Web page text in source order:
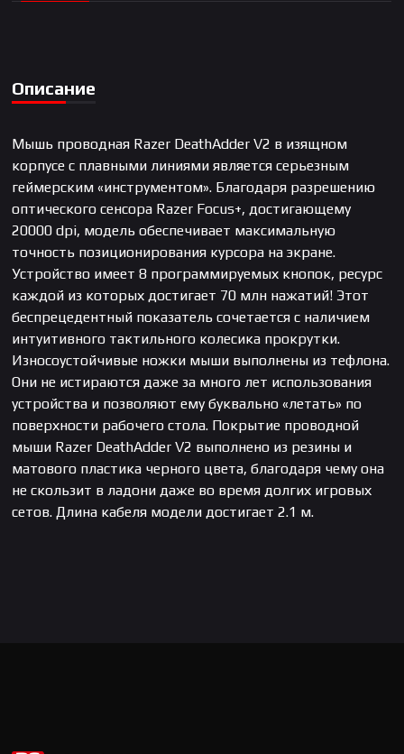
Описание
Мышь проводная Razer DeathAdder V2 в изящном
корпусе с плавными линиями является серьезным
геймерским «инструментом». Благодаря разрешению
оптического сенсора Razer Focus+, достигающему
20000 dpi, модель обеспечивает максимальную
точность позиционирования курсора на экране.
Устройство имеет 8 программируемых кнопок, ресурс
каждой из которых достигает 70 млн нажатий! Этот
беспрецедентный показатель сочетается с наличием
интуитивного тактильного колесика прокрутки.
Износоустойчивые ножки мыши выполнены из тефлона.
Они не истираются даже за много лет использования
устройства и позволяют ему буквально «летать» по
поверхности рабочего стола. Покрытие проводной
мыши Razer DeathAdder V2 выполнено из резины и
матового пластика черного цвета, благодаря чему она
не скользит в ладони даже во время долгих игровых
сетов. Длина кабеля модели достигает 2.1 м.